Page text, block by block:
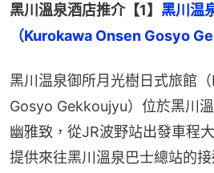
黑川溫泉酒店推介【1】 黑川温
（Kurokawa Onsen Gosyo
黑川温泉御所月光樹日式旅館
Gosyo Gekkoujyu）位於黑川
幽雅致，從JR波野站出發車程
提供來往黑川溫泉巴士總站的